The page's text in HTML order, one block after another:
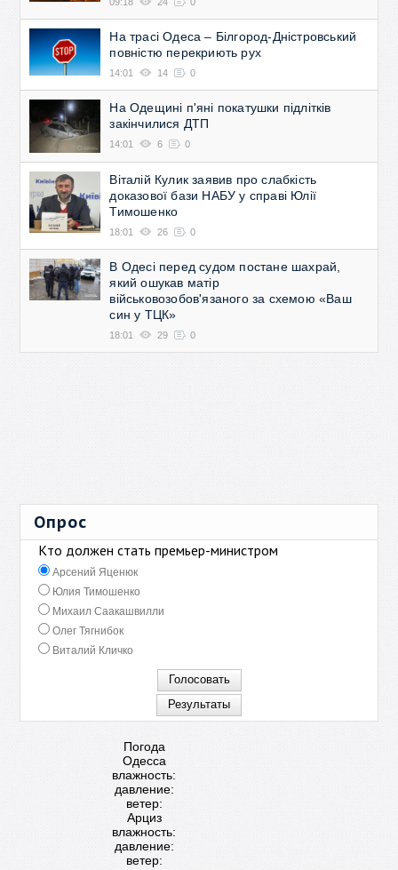
На трасі Одеса – Білгород-Дністровський
повністю перекриють рух
14:01 14 0
На Одещині п'яні покатушки підлітків
закінчилися ДТП
14:01 6 0
Віталій Кулик заявив про слабкість
доказової бази НАБУ у справі Юлії
Тимошенко
18:01 26 0
В Одесі перед судом постане шахрай,
який ошукав матір
військовозобов'язаного за схемою «Ваш
син у ТЦК»
18:01 29 0
Опрос
Кто должен стать премьер-министром
Арсений Яценюк
Юлия Тимошенко
Михаил Саакашвилли
Олег Тягнибок
Виталий Кличко
Погода
Одесса
влажность:
давление:
ветер:
Арциз
влажность:
давление:
ветер: